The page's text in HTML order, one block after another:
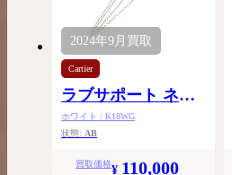
2024年9月 買取
Cartier
ラブサポート ネッ
クレス
ホワイト / K18WG
状態: AB
買取価格¥ 110,000